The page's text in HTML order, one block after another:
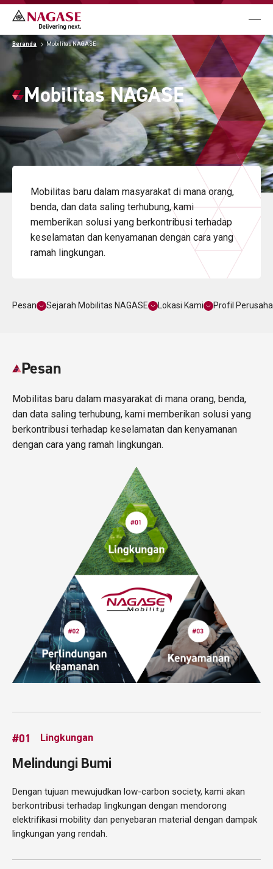
Bisnis
Studi Kasus
Pustaka
Berita & Peristiwa
Hubungi Kami
Beranda Mobilitas NAGASE
Mobilitas NAGASE
Mobilitas baru dalam masyarakat di mana orang,
benda, dan data saling terhubung,kami
memberikan solusi yang berkontribusi terhadap
keselamatan dan kenyamanan dengan cara yang
ramah lingkungan.
Pesan Sejarah Mobilitas NAGASE Lokasi Kami Profil
Pesan
Mobilitas baru dalam masyarakat di mana orang, benda,
dan data saling terhubung, kami memberikan solusi yang
berkontribusi terhadap keselamatan dan kenyamanan
dengan cara yang ramah lingkungan.
#01 Lingkungan
Melindungi Bumi
Dengan tujuan mewujudkan low-carbon society, kami akan
berkontribusi terhadap lingkungan dengan mendorong
elektrifikasi mobility dan penyebaran material dengan dampak
lingkungan yang rendah.